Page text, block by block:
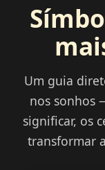
Um guia
nos sonhos
significar, os
transformar